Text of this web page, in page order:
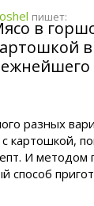
пишет:
в
в
разных
картошкой,
И методом
способ